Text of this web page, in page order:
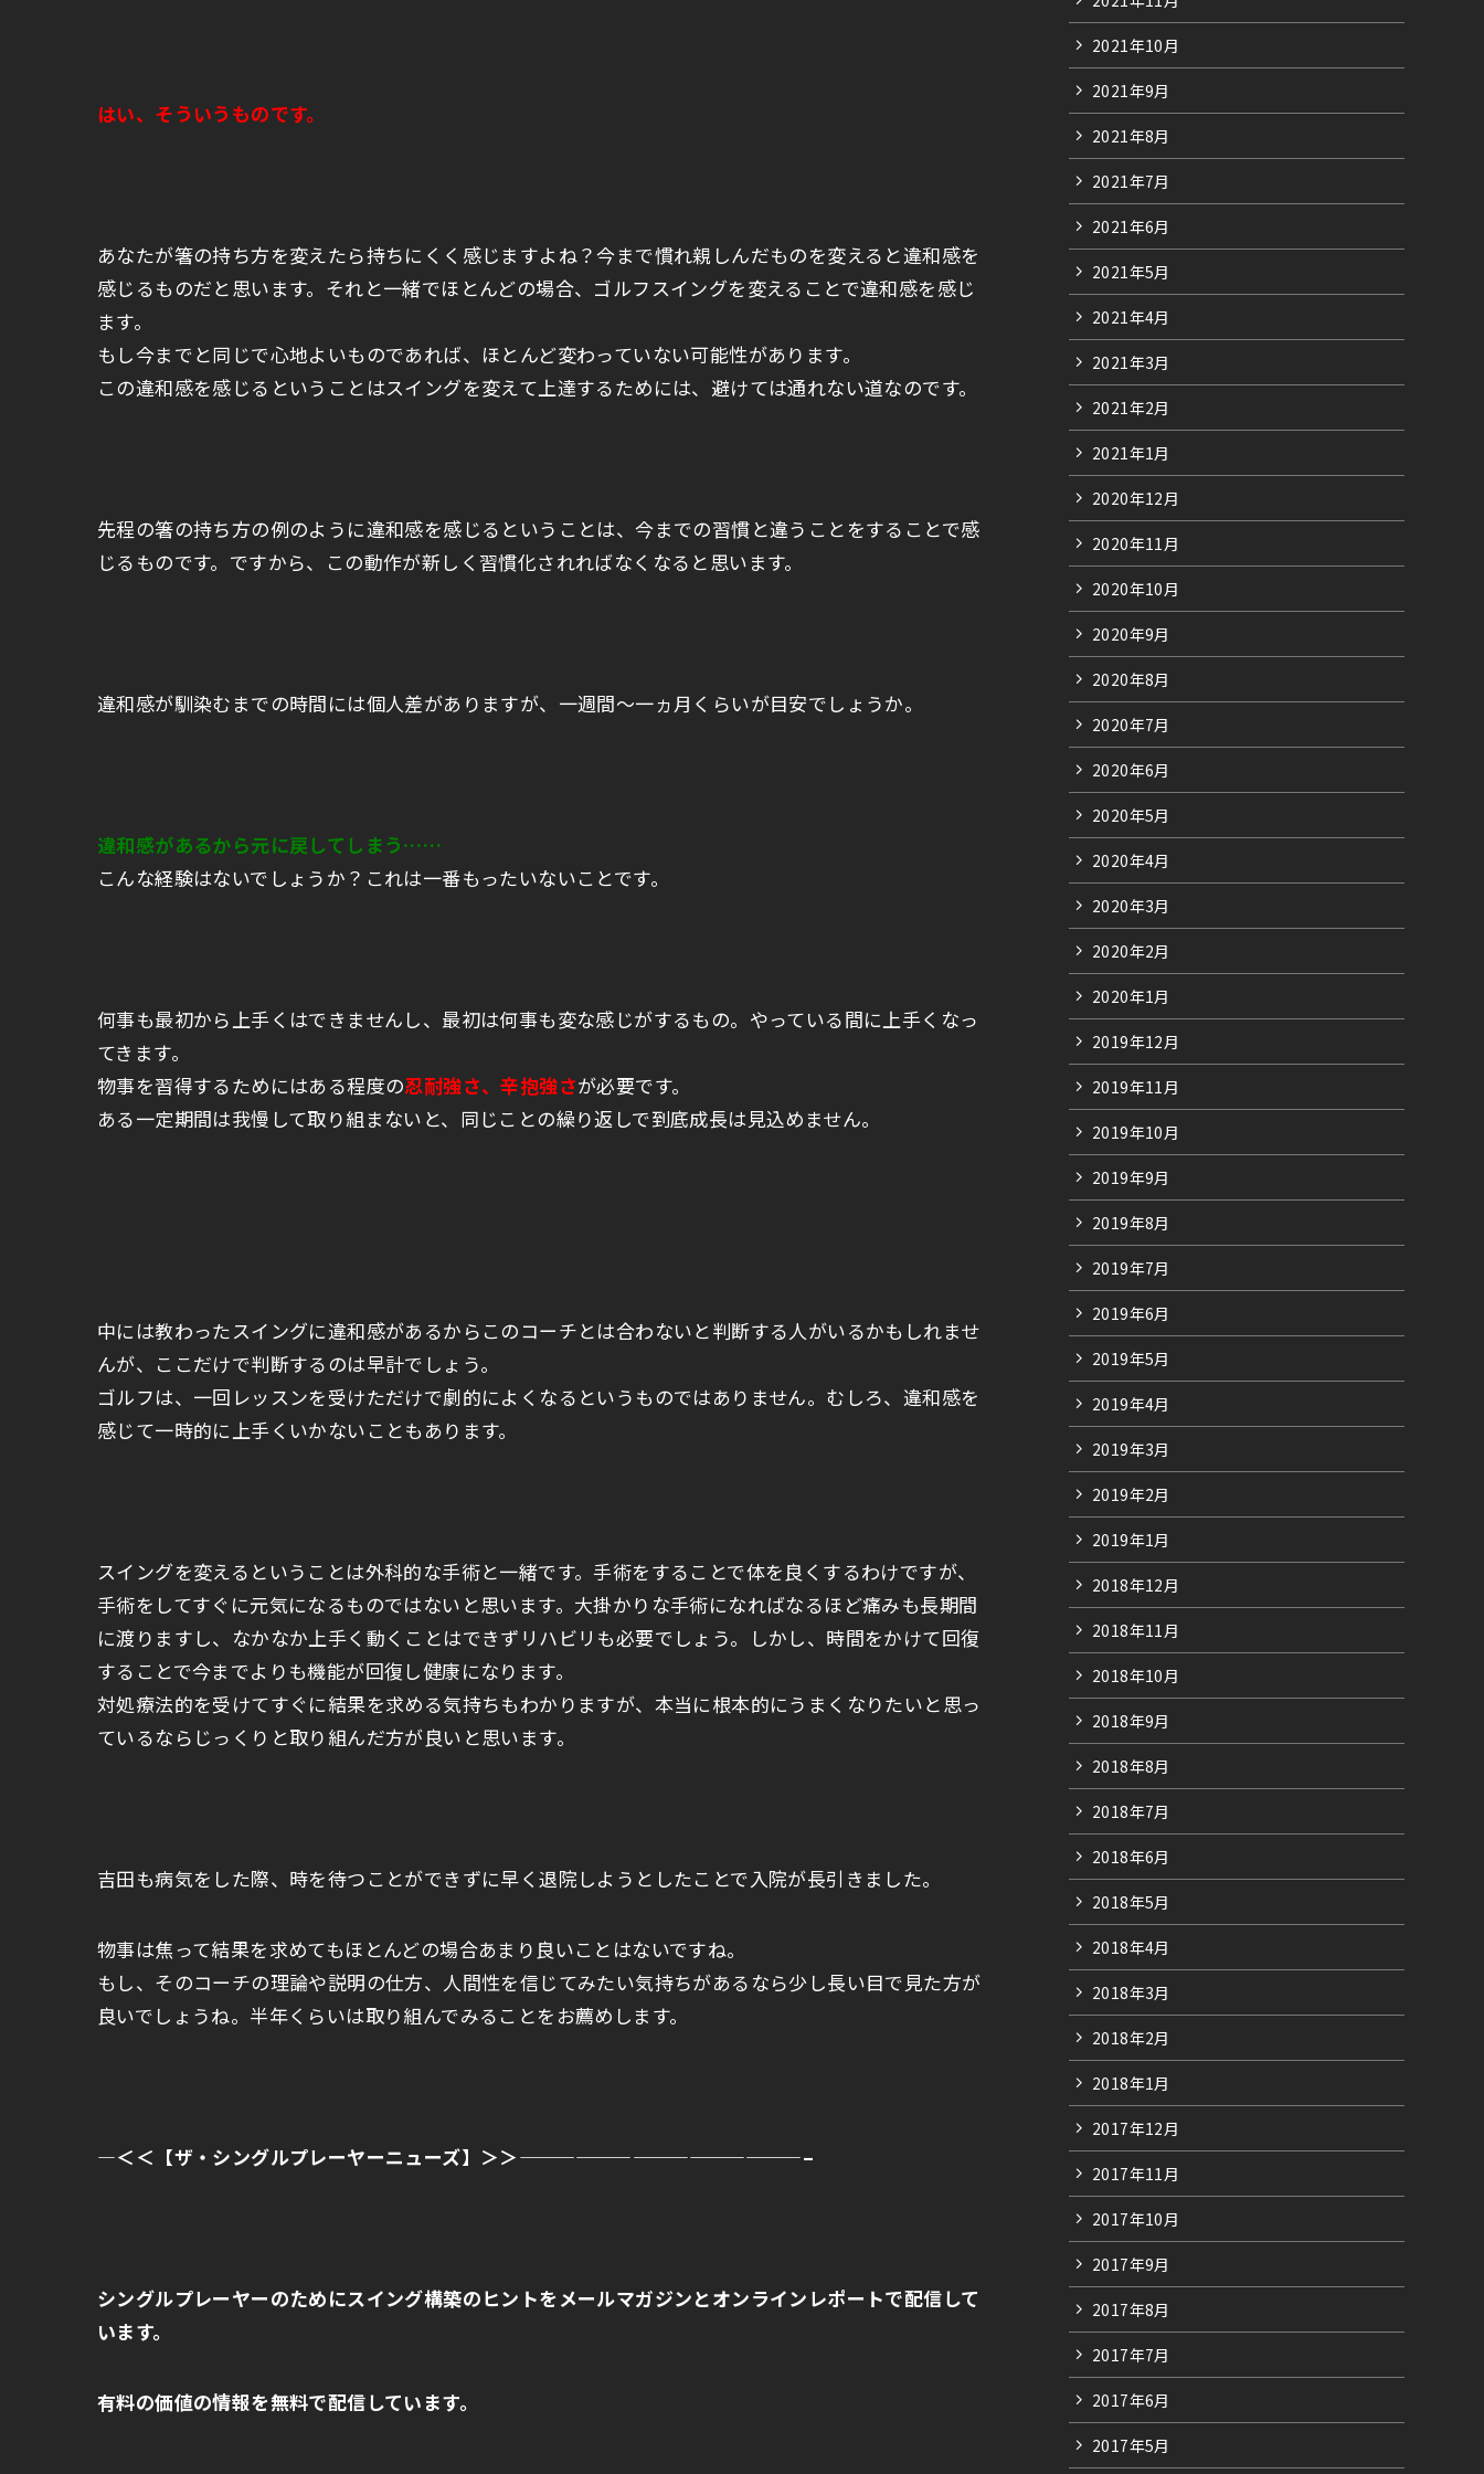
はい、そういうものです。
あなたが箸の持ち方を変えたら持ちにくく感じますよね？今まで慣れ親しんだものを変えると違和感を
感じるものだと思います。それと一緒でほとんどの場合、ゴルフスイングを変えることで違和感を感じ
ます。
もし今までと同じで心地よいものであれば、ほとんど変わっていない可能性があります。
この違和感を感じるということはスイングを変えて上達するためには、避けては通れない道なのです。
先程の箸の持ち方の例のように違和感を感じるということは、今までの習慣と違うことをすることで感
じるものです。ですから、この動作が新しく習慣化されればなくなると思います。
違和感が馴染むまでの時間には個人差がありますが、一週間～一ヵ月くらいが目安でしょうか。
違和感があるから元に戻してしまう……
こんな経験はないでしょうか？これは一番もったいないことです。
何事も最初から上手くはできませんし、最初は何事も変な感じがするもの。やっている間に上手くなっ
てきます。
物事を習得するためにはある程度の忍耐強さ、辛抱強さが必要です。
ある一定期間は我慢して取り組まないと、同じことの繰り返しで到底成長は見込めません。
中には教わったスイングに違和感があるからこのコーチとは合わないと判断する人がいるかもしれませ
んが、ここだけで判断するのは早計でしょう。
ゴルフは、一回レッスンを受けただけで劇的によくなるというものではありません。むしろ、違和感を
感じて一時的に上手くいかないこともあります。
スイングを変えるということは外科的な手術と一緒です。手術をすることで体を良くするわけですが、
手術をしてすぐに元気になるものではないと思います。大掛かりな手術になればなるほど痛みも長期間
に渡りますし、なかなか上手く動くことはできずリハビリも必要でしょう。しかし、時間をかけて回復
することで今までよりも機能が回復し健康になります。
対処療法的を受けてすぐに結果を求める気持ちもわかりますが、本当に根本的にうまくなりたいと思っ
ているならじっくりと取り組んだ方が良いと思います。
吉田も病気をした際、時を待つことができずに早く退院しようとしたことで入院が長引きました。
物事は焦って結果を求めてもほとんどの場合あまり良いことはないですね。
もし、そのコーチの理論や説明の仕方、人間性を信じてみたい気持ちがあるなら少し長い目で見た方が
良いでしょうね。半年くらいは取り組んでみることをお薦めします。
—＜＜【ザ・シングルプレーヤーニューズ】＞＞———————————————–
シングルプレーヤーのためにスイング構築のヒントをメールマガジンとオンラインレポートで配信して
います。
有料の価値の情報を無料で配信しています。
2021年10月
2021年9月
2021年8月
2021年7月
2021年6月
2021年5月
2021年4月
2021年3月
2021年2月
2021年1月
2020年12月
2020年11月
2020年10月
2020年9月
2020年8月
2020年7月
2020年6月
2020年5月
2020年4月
2020年3月
2020年2月
2020年1月
2019年12月
2019年11月
2019年10月
2019年9月
2019年8月
2019年7月
2019年6月
2019年5月
2019年4月
2019年3月
2019年2月
2019年1月
2018年12月
2018年11月
2018年10月
2018年9月
2018年8月
2018年7月
2018年6月
2018年5月
2018年4月
2018年3月
2018年2月
2018年1月
2017年12月
2017年11月
2017年10月
2017年9月
2017年8月
2017年7月
2017年6月
2017年5月